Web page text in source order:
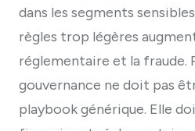
dans les segments
règles trop légères
réglementaire et la fraude.
gouvernance ne doit pas
playbook générique. Elle